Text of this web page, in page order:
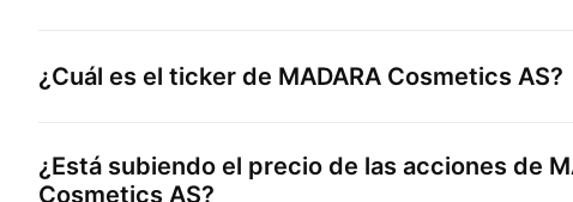
¿Cuál es el ticker de MADARA Cosmetics AS?
¿Está subiendo el precio de las acciones de
Cosmetics AS?